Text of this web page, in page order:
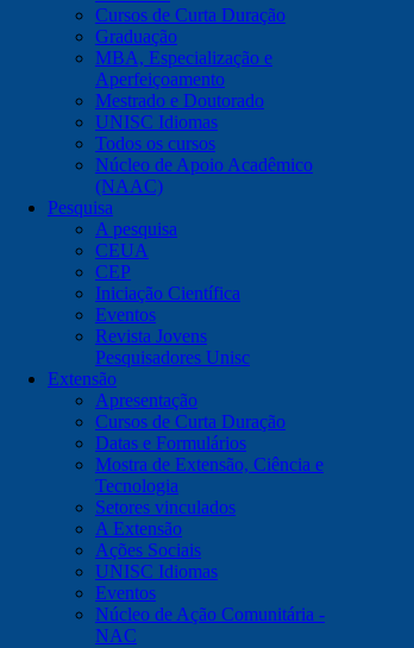
Cursos de Curta Duração
Graduação
MBA, Especialização e
Aperfeiçoamento
Mestrado e Doutorado
UNISC Idiomas
Todos os cursos
Núcleo de Apoio Acadêmico
(NAAC)
Pesquisa
A pesquisa
CEUA
CEP
Iniciação Científica
Eventos
Revista Jovens
Pesquisadores Unisc
Extensão
Apresentação
Cursos de Curta Duração
Datas e Formulários
Mostra de Extensão, Ciência e
Tecnologia
Setores vinculados
A Extensão
Ações Sociais
UNISC Idiomas
Eventos
Núcleo de Ação Comunitária -
NAC